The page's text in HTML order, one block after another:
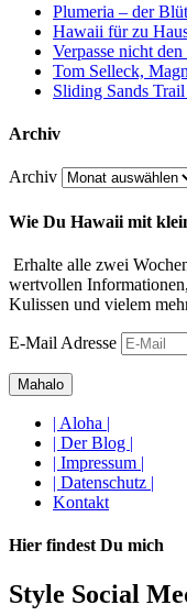
Plumeria – der
Hawaii für zu
Verpasse nicht
Tom Selleck,
Sliding Sands
Archiv
Archiv
Wie Du Hawaii mit
Erhalte alle zwei
wertvollen
Kulissen und vielem
E-Mail Adresse
| Aloha |
| Der Blog |
| Impressum |
| Datenschutz |
Kontakt
Hier findest Du mich
Style Social